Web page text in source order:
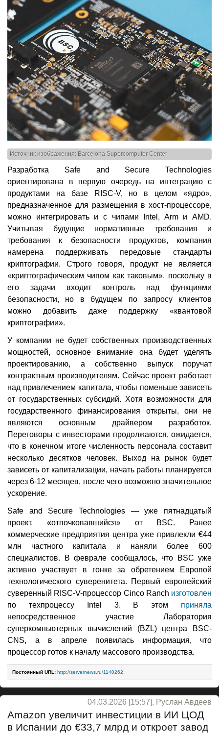
Источник изображения: Barcelona Supercomputer Center
Разработка Safe and Secure Technologies
ориентирована в первую очередь на интеграцию с
продуктами на базе RISC-V, но в целом «ядро»,
предназначенное для размещения в хост-процессоре,
можно интегрировать и с чипами Intel, Arm и AMD.
Учитывая будущие нормативные требования и
требования к безопасности продуктов, компания
намерена поддерживать передовые стандарты
криптографии. Строго говоря, продукт не является
«криптографическим чипом как таковым», поскольку в
его задачи входит контроль над функциями
безопасности, но в будущем по запросу клиентов
можно добавить даже поддержку «квантовой
криптографии».
У компании не будет собственных производственных
мощностей, основное внимание она будет уделять
проектированию, а собственно выпуск поручат
контрактным производителям. Сейчас проект работает
над привлечением капитала, чтобы поменьше зависеть
от государственных субсидий. Хотя возможности для
государственного финансирования открыты, они не
являются основным драйвером разработок.
Переговоры с инвесторами продолжаются, ожидается,
что в конечном итоге численность персонала составит
несколько десятков человек. Выход на рынок будет
зависеть от капитализации, начать работы планируется
через 6-12 месяцев, после чего возможно значительное
ускорение.
Safe and Secure Technologies — уже пятнадцатый
проект, «отпочковавшийся» от BSC. Ранее
коммерческие предприятия центра уже привлекли €44
млн частного капитала и наняли более 600
специалистов. В феврале сообщалось, что BSC уже
активно участвует в гонке за обретением Европой
технологического суверенитета. Первый европейский
суверенный RISC-V-процессор Cinco Ranch изготовлен
по техпроцессу Intel 3. В этом приняла
непосредственное участие Лаборатория
суперкомпьютерных вычислений (BZL) центра BSC-
CNS, а в апреле появилась информация, что
процессор готов к началу массового производства.
Постоянный URL: http://servernews.ru/1140262
04.03.2026 [15:57], Руслан Авдеев
Amazon увеличит инвестиции в ИИ ЦОД
в Испании до €33,7 млрд и откроет завод